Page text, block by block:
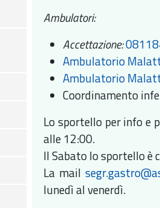
Ambulatori:
Accettazione:
Ambulatorio
Ambulatorio
Coordinamento
Lo sportello per info e
alle 12:00.
Il Sabato lo sportello è
La mail
lunedì al venerdì.